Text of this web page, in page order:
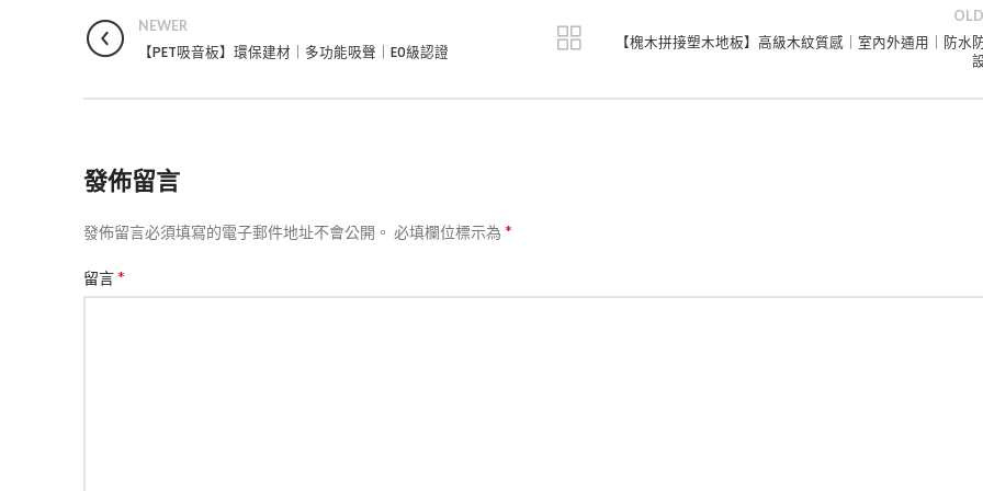
NEWER
【PET吸音板】環保建材｜多功能吸聲｜E0級認證
【槐木拼接塑木地板】高級木紋質感｜室內外通用｜防水
發佈留言
發佈留言必須填寫的電子郵件地址不會公開。 必填欄位標示為 *
留言*